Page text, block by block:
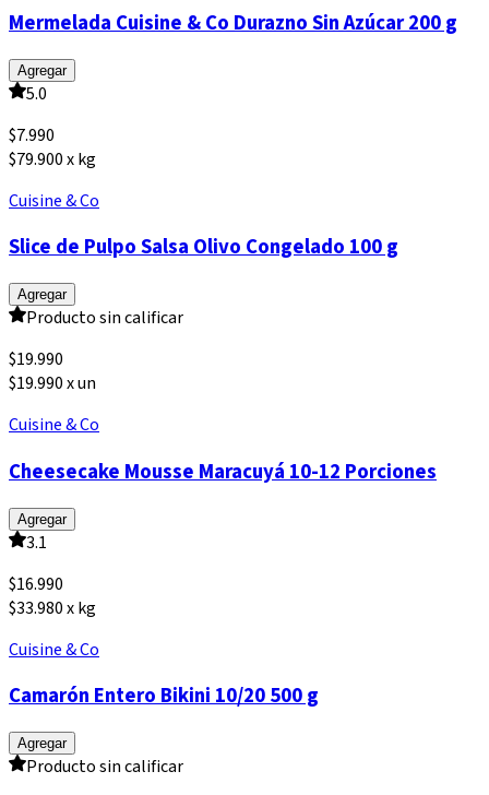
Mermelada Cuisine & Co Durazno Sin Azúcar 200 g
Agregar
5.0
$7.990
$79.900 x kg
Cuisine & Co
Slice de Pulpo Salsa Olivo Congelado 100 g
Agregar
Producto sin calificar
$19.990
$19.990 x un
Cuisine & Co
Cheesecake Mousse Maracuyá 10-12 Porciones
Agregar
3.1
$16.990
$33.980 x kg
Cuisine & Co
Camarón Entero Bikini 10/20 500 g
Agregar
Producto sin calificar